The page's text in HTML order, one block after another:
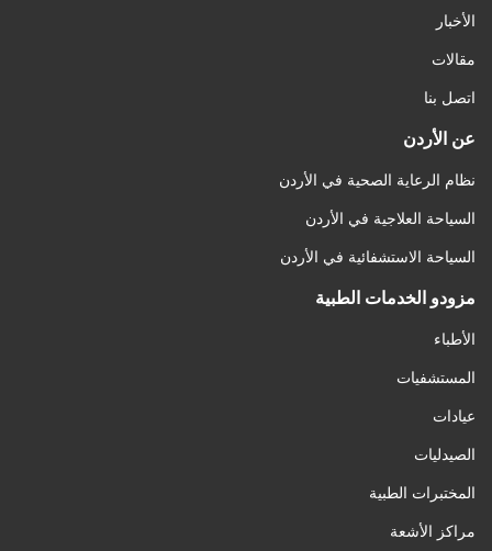
الأخبار
مقالات
اتصل بنا
عن الأردن
نظام الرعاية الصحية في الأردن
السياحة العلاجية في الأردن
السياحة الاستشفائية في الأردن
مزودو الخدمات الطبية
الأطباء
المستشفيات
عيادات
الصيدليات
المختبرات الطبية
مراكز الأشعة